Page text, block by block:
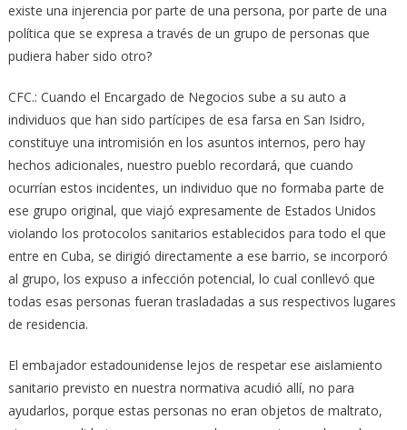
existe una injerencia por parte de una persona, por parte de una
política que se expresa a través de un grupo de personas que
pudiera haber sido otro?
CFC.: Cuando el Encargado de Negocios sube a su auto a
individuos que han sido partícipes de esa farsa en San Isidro,
constituye una intromisión en los asuntos internos, pero hay
hechos adicionales, nuestro pueblo recordará, que cuando
ocurrían estos incidentes, un individuo que no formaba parte de
ese grupo original, que viajó expresamente de Estados Unidos
violando los protocolos sanitarios establecidos para todo el que
entre en Cuba, se dirigió directamente a ese barrio, se incorporó
al grupo, los expuso a infección potencial, lo cual conllevó que
todas esas personas fueran trasladadas a sus respectivos lugares
de residencia.
El embajador estadounidense lejos de respetar ese aislamiento
sanitario previsto en nuestra normativa acudió allí, no para
ayudarlos, porque estas personas no eran objetos de maltrato,